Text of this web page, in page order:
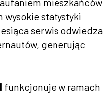
wysokie statystyki
serwis odwiedza
ów, generując
funkcjonuje w ramach